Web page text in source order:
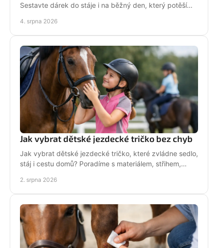
Sestavte dárek do stáje i na běžný den, který potěší
4. srpna 2026
Jak vybrat dětské jezdecké tričko bez chyb
Jak vybrat dětské jezdecké tričko, které zvládne sedlo,
stáj i cestu domů? Poradíme s materiálem, střihem,
2. srpna 2026